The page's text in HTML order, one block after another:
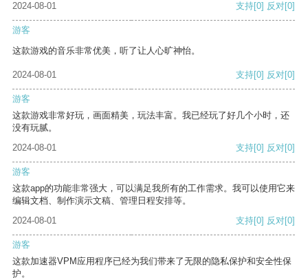
2024-08-01
支持[0] 反对[0]
游客
这款游戏的音乐非常优美，听了让人心旷神怡。
2024-08-01 支持[0] 反对[0]
游客
这款游戏非常好玩，画面精美，玩法丰富。我已经玩了好几个小时，还
没有玩腻。
2024-08-01
支持[0] 反对[0]
游客
这款app的功能非常强大，可以满足我所有的工作需求。我可以使用它来
编辑文档、制作演示文稿、管理日程安排等。
2024-08-01
支持[0] 反对[0]
游客
这款加速器VPM应用程序已经为我们带来了无限的隐私保护和安全性保
护。